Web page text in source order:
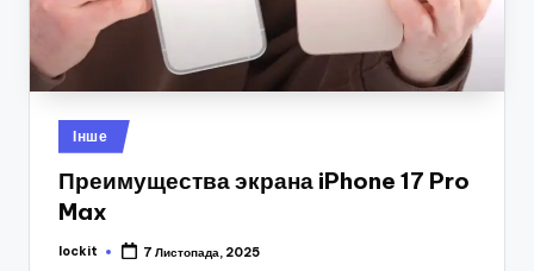
Опубліковано
у
Інше
Преимущества экрана iPhone 17 Pro
Max
Опубліковано
lockit 7 Листопада, 2025